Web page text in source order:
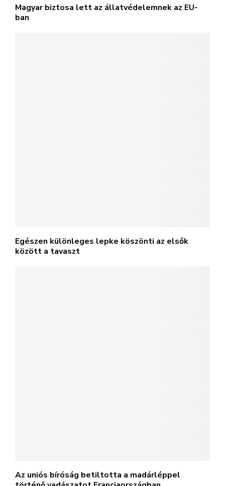
Magyar biztosa lett az állatvédelemnek az EU-
ban
Egészen különleges lepke köszönti az elsők
között a tavaszt
Az uniós bíróság betiltotta a madárléppel